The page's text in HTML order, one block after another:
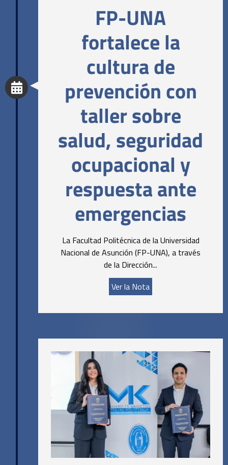
FP-UNA
fortalece la
cultura de
prevención con
taller sobre
salud, seguridad
ocupacional y
respuesta ante
emergencias
La Facultad Politécnica de la Universidad
Nacional de Asunción (FP-UNA), a través
de la Dirección...
Ver la Nota